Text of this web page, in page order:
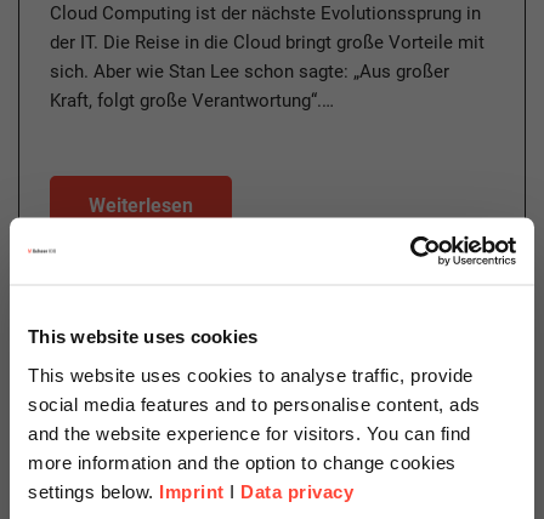
This website uses cookies
This website uses cookies to analyse traffic, provide
social media features and to personalise content, ads
and the website experience for visitors. You can find
more information and the option to change cookies
settings below. Imprint I Data privacy
Cloud Computing ist der nächste Evolutionssprung in
der IT. Die Reise in die Cloud bringt große Vorteile mit
sich. Aber wie Stan Lee schon sagte: „Aus großer
Kraft, folgt große Verantwortung“.…
Weiterlesen
Cloud Journey – eine Reise um
die Welt?
Author